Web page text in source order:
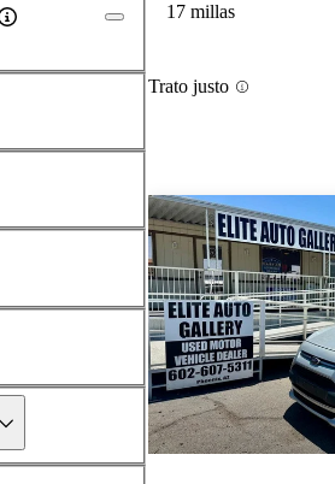
17 millas
Trato justo